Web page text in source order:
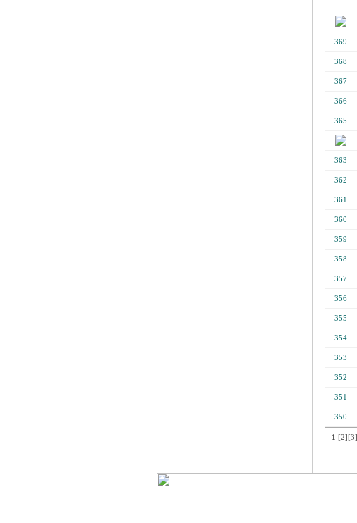
369
368
367
366
365
363
362
361
360
359
358
357
356
355
354
353
352
351
350
1 [2] [3]